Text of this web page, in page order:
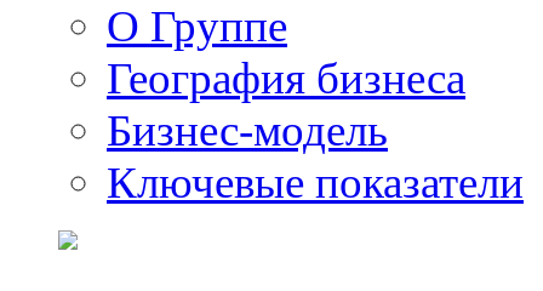
О Группе
География бизнеса
Бизнес-модель
Ключевые показатели